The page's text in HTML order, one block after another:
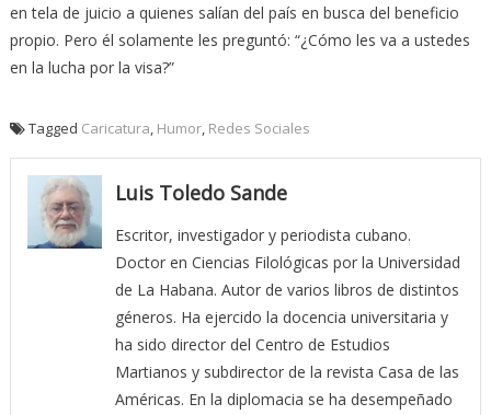
en tela de juicio a quienes salían del país en busca del beneficio
propio. Pero él solamente les preguntó: “¿Cómo les va a ustedes
en la lucha por la visa?”
Tagged Caricatura Humor, Redes Sociales
Luis Toledo Sande
Escritor, investigador y periodista cubano.
Doctor en Ciencias Filológicas por la Universidad
de La Habana. Autor de varios libros de distintos
géneros. Ha ejercido la docencia universitaria y
ha sido director del Centro de Estudios
Martianos y subdirector de la revista Casa de las
Américas. En la diplomacia se ha desempeñado